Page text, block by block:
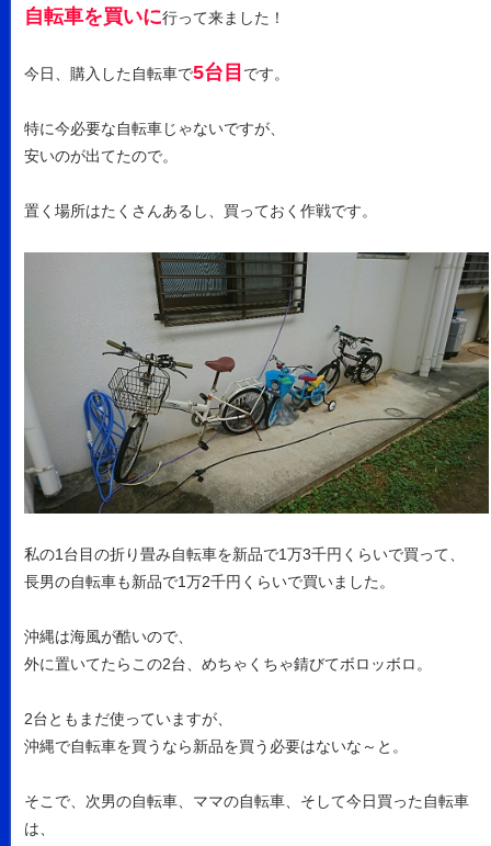
自転車を買いに行って来ました！
今日、購入した自転車で5台目 です。
特に今必要な自転車じゃないですが、
安いのが出てたので。
置く場所はたくさんあるし、買っておく作戦です。
私の1台目の折り畳み自転車を新品で1万3千円くらいで買って、
長男の自転車も新品で1万2千円くらいで買いました。
沖縄は海風が酷いので、
外に置いてたらこの2台、めちゃくちゃ錆びてボロッボロ。
2台ともまだ使っていますが、
沖縄で自転車を買うなら新品を買う必要はないな～と。
そこで、次男の自転車、ママの自転車、そして今日買った自転車
は、